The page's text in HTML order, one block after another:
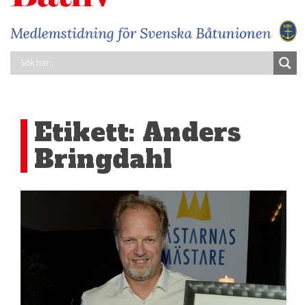
Etikett: Anders
Bringdahl